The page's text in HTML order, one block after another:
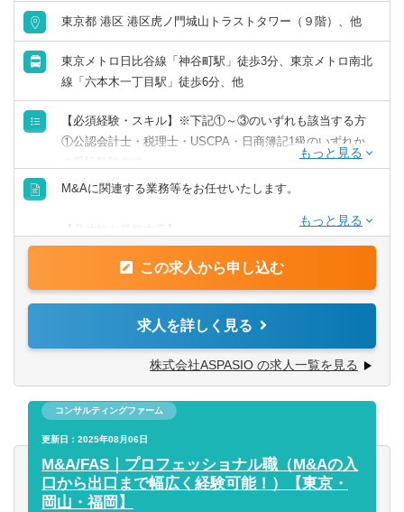
東京都 港区 港区虎ノ門城山トラストタワー（９階）、他
東京メトロ日比谷線「神谷町駅」徒歩3分、東京メトロ南北
線「六本木一丁目駅」徒歩6分、他
【必須経験・スキル】※下記①～③のいずれも該当する方
①公認会計士・税理士・USCPA・日商簿記1級のいずれか
将来的にM&A関連業務に従事することを希望している方
以上の経験を有する方
③ビジネスにおいて円滑なコミュニケーションが可能な英
語力を有する方
※将来の独立を考えている方も歓迎！
英語や中国語などを活かせる環境がございます。
現地の関係性のあるM&Aのファームや会計事務所へ出向も
ご相談可能です。
M&Aに関連する業務等をお任せいたします。
【具体的な業務内容】
「仲介」ではなく、売手・買手もしくは対象企業のファイ
ナンシャルアドバイザーとして業務を実施。
ら事業承継M＆A（同数億円～数十億円）まで、対応業種も
幅広いです。
・財務税務DD
・企業（事業）価値算定業務
・PPA支援業務
■経営コンサルティング業務
この求人から申し込む
求人を詳しく見る
株式会社ASPASIO の求人一覧を見る
コンサルティングファーム
更新日：2025年08月06日
M&A/FAS｜プロフェッショナル職（M&Aの入
口から出口まで幅広く経験可能！）【東京・
岡山・福岡】